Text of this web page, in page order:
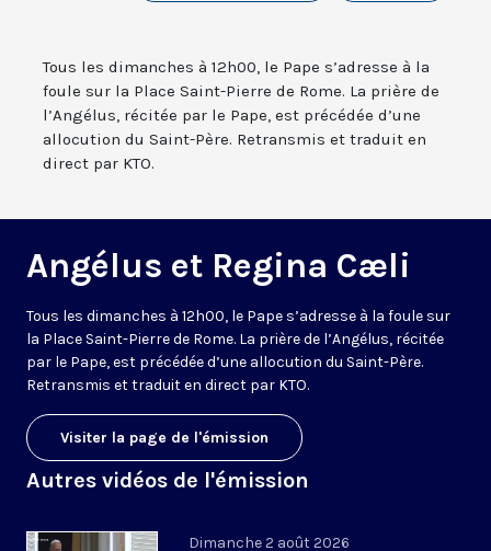
Tous les dimanches à 12h00, le Pape s’adresse à la
foule sur la Place Saint-Pierre de Rome. La prière de
l’Angélus, récitée par le Pape, est précédée d’une
allocution du Saint-Père. Retransmis et traduit en
direct par KTO.
Angélus et Regina Cæli
Tous les dimanches à 12h00, le Pape s’adresse à la foule sur
la Place Saint-Pierre de Rome. La prière de l’Angélus, récitée
par le Pape, est précédée d’une allocution du Saint-Père.
Retransmis et traduit en direct par KTO.
Visiter la page de l'émission
Autres vidéos de l'émission
Dimanche 2 août 2026